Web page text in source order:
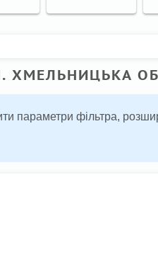
ХМЕЛЬНИЦЬКА
параметри фільтра,